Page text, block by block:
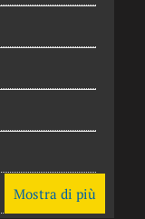
Mostra di più